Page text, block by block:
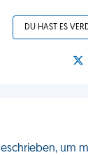
DU HAST ES
um